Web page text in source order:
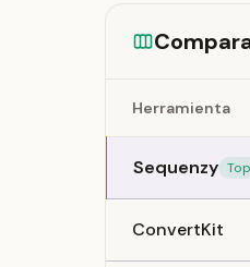
Herramienta
Sequenzy
ConvertKit